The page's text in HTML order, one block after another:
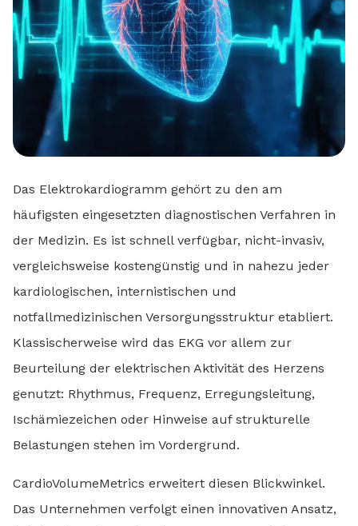
Das Elektrokardiogramm gehört zu den am
häufigsten eingesetzten diagnostischen Verfahren in
der Medizin. Es ist schnell verfügbar, nicht-invasiv,
vergleichsweise kostengünstig und in nahezu jeder
kardiologischen, internistischen und
notfallmedizinischen Versorgungsstruktur etabliert.
Klassischerweise wird das EKG vor allem zur
Beurteilung der elektrischen Aktivität des Herzens
genutzt: Rhythmus, Frequenz, Erregungsleitung,
Ischämiezeichen oder Hinweise auf strukturelle
Belastungen stehen im Vordergrund.
CardioVolumeMetrics erweitert diesen Blickwinkel.
Das Unternehmen verfolgt einen innovativen Ansatz,